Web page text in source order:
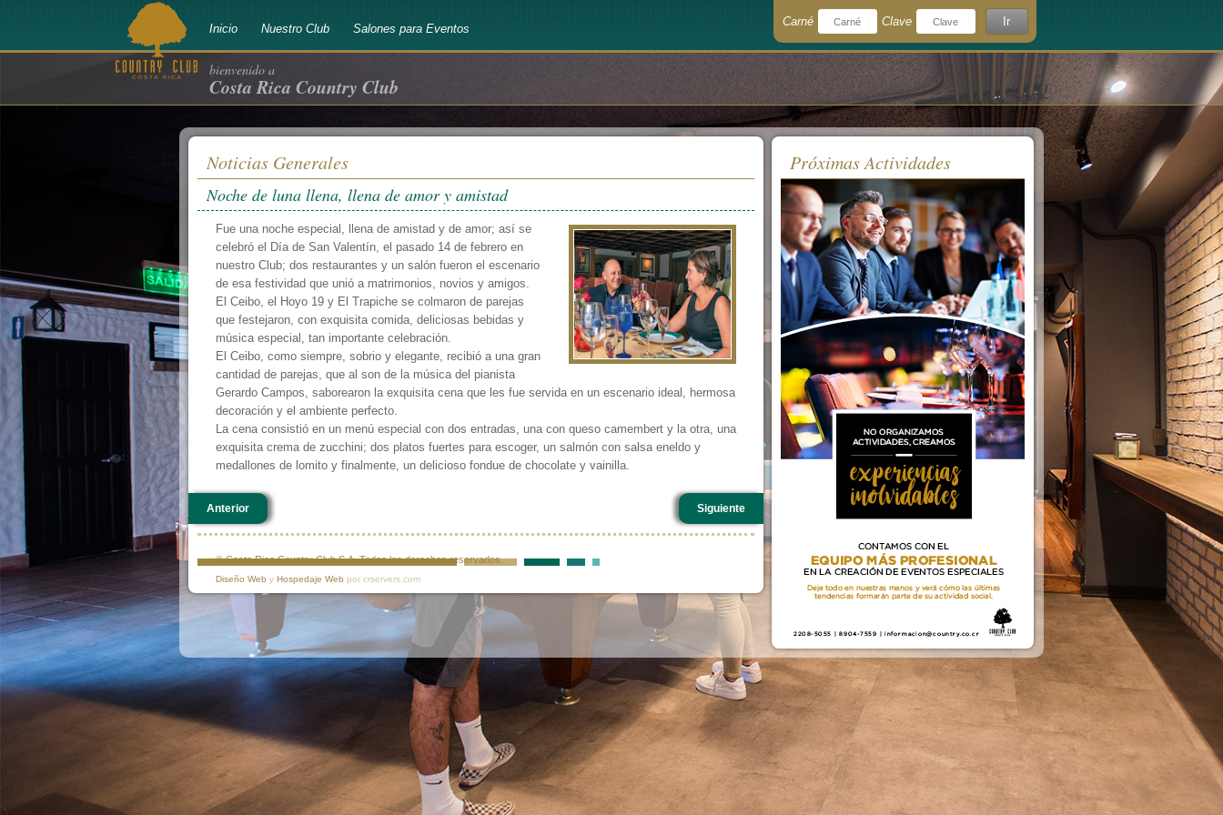
bienvenido a
Costa Rica Country Club
Inicio Nuestro Club Salones para Eventos
Carné Clave
Recuérdeme
Ir
¿Olvidó su clave?
Noticias Generales
Noche de luna llena, llena de amor y amistad
Fue una noche especial, llena de amistad y de amor; así se
celebró el Día de San Valentín, el pasado 14 de febrero en
nuestro Club; dos restaurantes y un salón fueron el escenario
de esa festividad que unió a matrimonios, novios y amigos.
El Ceibo, el Hoyo 19 y El Trapiche se colmaron de parejas
que festejaron, con exquisita comida, deliciosas bebidas y
música especial, tan importante celebración.
El Ceibo, como siempre, sobrio y elegante, recibió a una gran
cantidad de parejas, que al son de la música del pianista
Gerardo Campos, saborearon la exquisita cena que les fue servida en un escenario ideal, hermosa
decoración y el ambiente perfecto.
La cena consistió en un menú especial con dos entradas, una con queso camembert y la otra, una
exquisita crema de zucchini; dos platos fuertes para escoger, un salmón con salsa eneldo y
medallones de lomito y finalmente, un delicioso fondue de chocolate y vainilla.
Anterior Siguiente
© Costa Rica Country Club S.A. Todos los derechos reservados.
Diseño Web y Hospedaje Web por crservers.com
Próximas Actividades